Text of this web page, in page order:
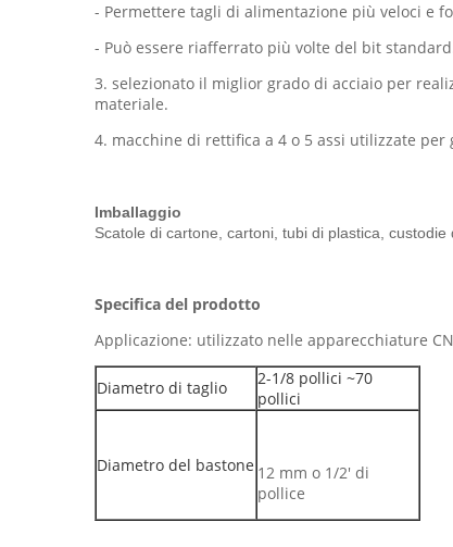
- Permettere tagli di alimentazione più veloci e
- Può essere riafferrato più volte del bit
3. selezionato il miglior grado di acciaio per
materiale.
4. macchine di rettifica a 4 o 5 assi utilizzate
Imballaggio
Scatole di cartone, cartoni, tubi di plastica,
Specifica del prodotto
Applicazione: utilizzato nelle apparecchiature
Diametro di taglio
2-1/8 pollici ~70
pollici
Diametro del bastone 12 mm o 1/2' di
pollice